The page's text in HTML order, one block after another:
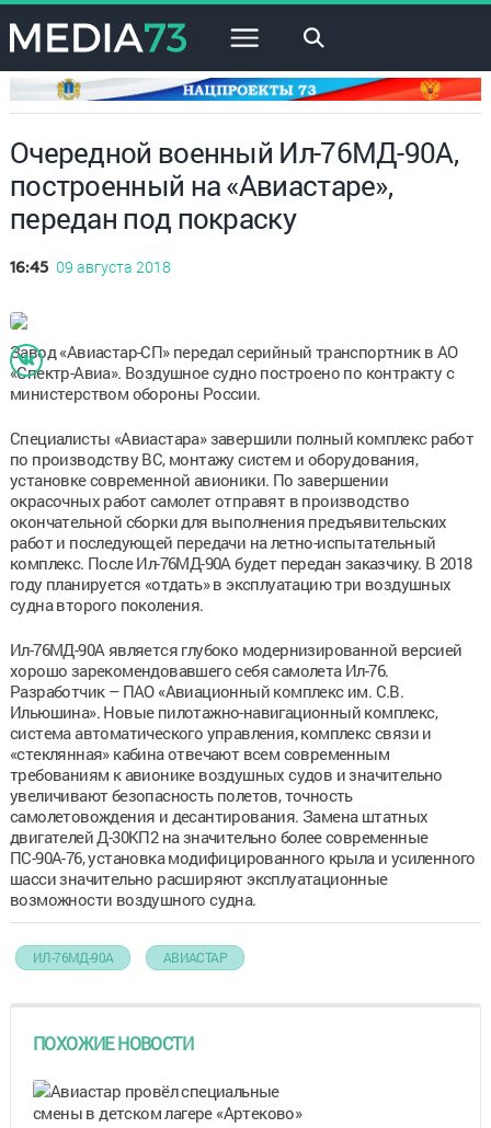
×
Очередной военный Ил-76МД-90А,
построенный на «Авиастаре»,
передан под покраску
16:45 09 августа 2018
Завод «Авиастар-СП» передал серийный транспортник в АО
«Спектр-Авиа». Воздушное судно построено по контракту с
министерством обороны России.
Специалисты «Авиастара» завершили полный комплекс работ
по производству ВС, монтажу систем и оборудования,
установке современной авионики. По завершении
окрасочных работ самолет отправят в производство
окончательной сборки для выполнения предъявительских
работ и последующей передачи на летно-испытательный
комплекс. После Ил-76МД-90А будет передан заказчику. В 2018
году планируется «отдать» в эксплуатацию три воздушных
судна второго поколения.
Ил-76МД-90А является глубоко модернизированной версией
хорошо зарекомендовавшего себя самолета Ил-76.
Разработчик – ПАО «Авиационный комплекс им. С.В.
Ильюшина». Новые пилотажно-навигационный комплекс,
система автоматического управления, комплекс связи и
«стеклянная» кабина отвечают всем современным
требованиям к авионике воздушных судов и значительно
увеличивают безопасность полетов, точность
самолетовождения и десантирования. Замена штатных
двигателей Д-30КП2 на значительно более современные
ПС-90А-76, установка модифицированного крыла и усиленного
шасси значительно расширяют эксплуатационные
возможности воздушного судна.
ИЛ-76МД-90А АВИАСТАР
ПОХОЖИЕ НОВОСТИ